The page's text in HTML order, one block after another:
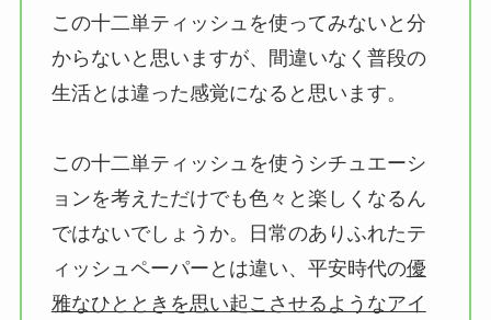
この十二単ティッシュを使ってみないと分
からないと思いますが、間違いなく普段の
生活とは違った感覚になると思います。
この十二単ティッシュを使うシチュエーシ
ョンを考えただけでも色々と楽しくなるん
ではないでしょうか。日常のありふれたテ
ィッシュペーパーとは違い、平安時代の優
雅なひとときを思い起こさせるようなアイ